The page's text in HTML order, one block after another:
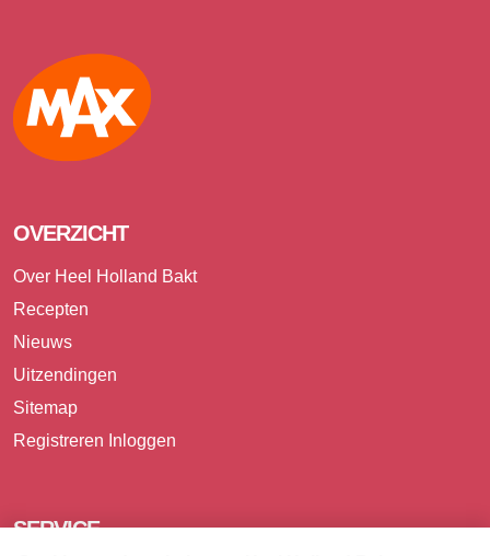
Max
OVERZICHT
Over Heel Holland Bakt
Recepten
Nieuws
Uitzendingen
Sitemap
Registreren Inloggen
SERVICE